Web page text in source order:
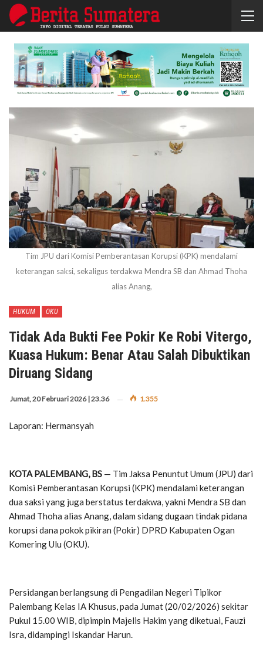
Tim JPU dari Komisi Pemberantasan Korupsi (KPK) mendalami
keterangan saksi, sekaligus terdakwa Mendra SB dan Ahmad Thoha
alias Anang,
HUKUM OKU
Tidak Ada Bukti Fee Pokir Ke Robi Vitergo,
Kuasa Hukum: Benar Atau Salah Dibuktikan
Diruang Sidang
Jumat, 20 Februari 2026 | 23.36 1.355
Laporan: Hermansyah
KOTA PALEMBANG, BS — Tim Jaksa Penuntut Umum (JPU) dari
Komisi Pemberantasan Korupsi (KPK) mendalami keterangan
dua saksi yang juga berstatus terdakwa, yakni Mendra SB dan
Ahmad Thoha alias Anang, dalam sidang dugaan tindak pidana
korupsi dana pokok pikiran (Pokir) DPRD Kabupaten Ogan
Komering Ulu (OKU).
Persidangan berlangsung di Pengadilan Negeri Tipikor
Palembang Kelas IA Khusus, pada Jumat (20/02/2026) sekitar
Pukul 15.00 WIB, dipimpin Majelis Hakim yang diketuai, Fauzi
Isra, didampingi Iskandar Harun.